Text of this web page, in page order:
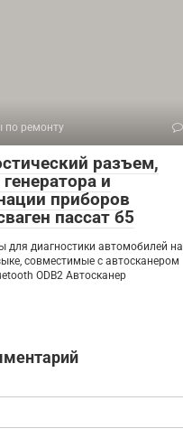
по ремонту
разъем,
и
приборов
пассат б5
для диагностики автомобилей на
совместимые с автосканером
ODB2 Автосканер